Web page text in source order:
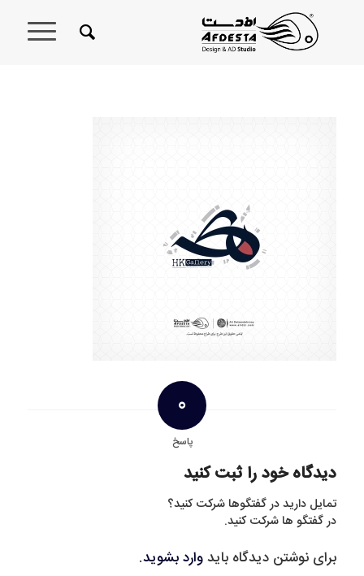
0
پاسخ
دیدگاه خود را ثبت کنید
تمایل دارید در گفتگوها شرکت کنید؟
در گفتگو ها شرکت کنید.
برای نوشتن دیدگاه بایدوارد بشوید.